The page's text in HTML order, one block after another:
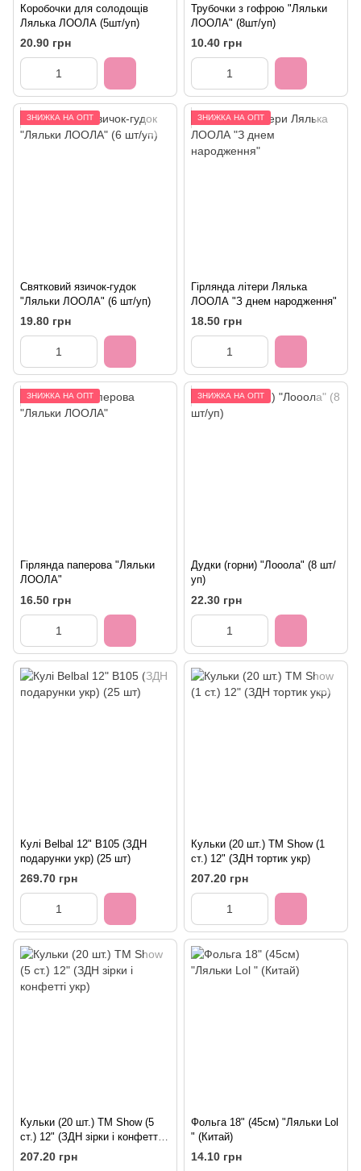
Коробочки для солодощів
Лялька ЛООЛА (5шт/уп)
20.90 грн
Трубочки з гофрою "Ляльки
ЛООЛА" (8шт/уп)
10.40 грн
ЗНИЖКА НА ОПТ
Святковий язичок-гудок
"Ляльки ЛООЛА" (6 шт/уп)
19.80 грн
ЗНИЖКА НА ОПТ
Гірлянда літери Лялька
ЛООЛА "З днем народження"
18.50 грн
ЗНИЖКА НА ОПТ
Гірлянда паперова "Ляльки
ЛООЛА"
16.50 грн
ЗНИЖКА НА ОПТ
Дудки (горни) "Лооола" (8 шт/
уп)
22.30 грн
Кулі Belbal 12" B105 (ЗДН
подарунки укр) (25 шт)
269.70 грн
Кульки (20 шт.) ТМ Show (1
ст.) 12" (ЗДН тортик укр)
207.20 грн
Кульки (20 шт.) ТМ Show (5
ст.) 12" (ЗДН зірки і конфетті
укр)
207.20 грн
Фольга 18" (45см) "Ляльки Lol
" (Китай)
14.10 грн